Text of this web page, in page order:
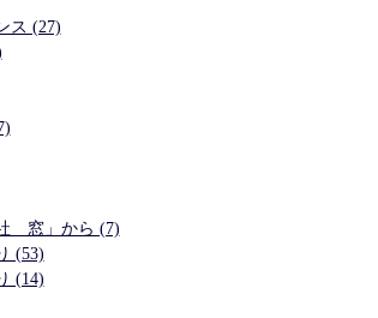
ス (27)
窓」から (7)
(53)
(14)